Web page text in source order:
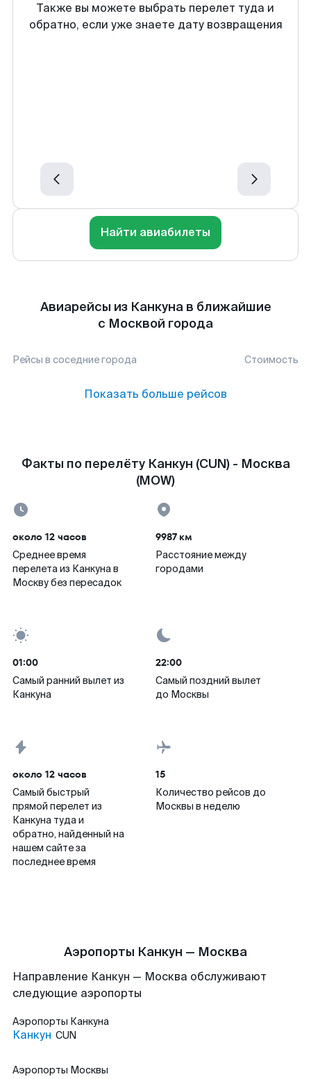
Также вы можете выбрать перелет туда и
обратно, если уже знаете дату возвращения
Найти авиабилеты
Авиарейсы из Канкуна в ближайшие
с Москвой города
Рейсы в соседние города Стоимость
Показать больше рейсов
Факты по перелёту Канкун (CUN) - Москва
(MOW)
около 12 часов
Среднее время
перелета из Канкуна в
Москву без пересадок
9987 км
Расстояние между
городами
01:00
Самый ранний вылет из
Канкуна
22:00
Самый поздний вылет
до Москвы
около 12 часов
Самый быстрый
прямой перелет из
Канкуна туда и
обратно, найденный на
нашем сайте за
последнее время
15
Количество рейсов до
Москвы в неделю
Аэропорты Канкун — Москва
Направление Канкун — Москва обслуживают
следующие аэропорты
Аэропорты Канкуна
Канкун CUN
Аэропорты Москвы